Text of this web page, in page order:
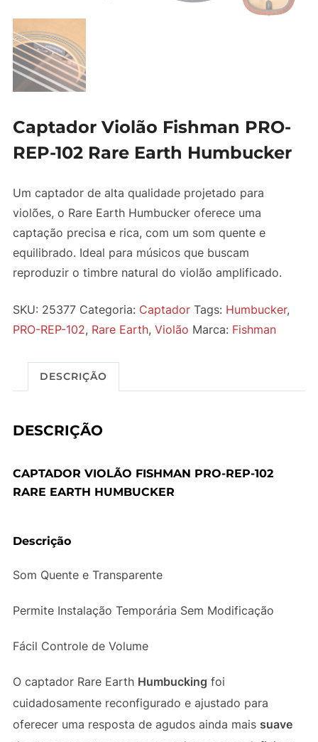
Captador Violão Fishman PRO-
REP-102 Rare Earth Humbucker
Um captador de alta qualidade projetado para
violões, o Rare Earth Humbucker oferece uma
captação precisa e rica, com um som quente e
equilibrado. Ideal para músicos que buscam
reproduzir o timbre natural do violão amplificado.
SKU: 25377 Categoria: Captador Tags: Humbucker,
PRO-REP-102, Rare Earth, Violão Marca: Fishman
DESCRIÇÃO
DESCRIÇÃO
CAPTADOR VIOLÃO FISHMAN PRO-REP-102
RARE EARTH HUMBUCKER
Descrição
Som Quente e Transparente
Permite Instalação Temporária Sem Modificação
Fácil Controle de Volume
O captador Rare Earth Humbucking foi
cuidadosamente reconfigurado e ajustado para
oferecer uma resposta de agudos ainda mais suave